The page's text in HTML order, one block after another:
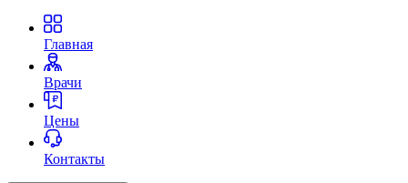
Главная
Врачи
Цены
Контакты